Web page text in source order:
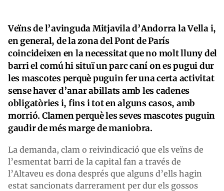
Veïns de l’avinguda Mitjavila d’Andorra la Vella i,
en general, de la zona del Pont de París
coincideixen en la necessitat que no molt lluny del
barri el comú hi situï un parc caní on es pugui dur
les mascotes perquè puguin fer una certa activitat
sense haver d’anar abillats amb les cadenes
obligatòries i, fins i tot en alguns casos, amb
morrió. Clamen perquè les seves mascotes puguin
gaudir de més marge de maniobra.
La demanda, clam o reivindicació que els veïns de
l’esmentat barri de la capital fan a través de
l’Altaveu es dona després que alguns d’ells hagin
estat sancionats darrerament per dur els gossos